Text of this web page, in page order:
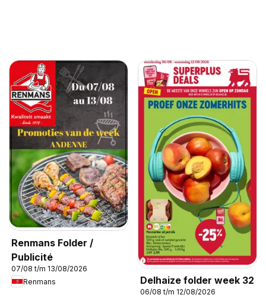
Renmans Folder /
Publicité
07/08 t/m 13/08/2026
Renmans
Delhaize folder week 32
06/08 t/m 12/08/2026